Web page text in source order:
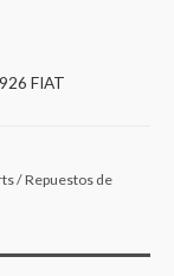
FIAT
/ Repuestos de